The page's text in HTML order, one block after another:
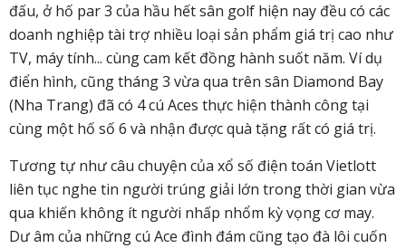
đấu, ở hố par 3 của hầu hết sân golf hiện nay đều có các
doanh nghiệp tài trợ nhiều loại sản phẩm giá trị cao như
TV, máy tính... cùng cam kết đồng hành suốt năm. Ví dụ
điển hình, cũng tháng 3 vừa qua trên sân Diamond Bay
(Nha Trang) đã có 4 cú Aces thực hiện thành công tại
cùng một hố số 6 và nhận được quà tặng rất có giá trị.
Tương tự như câu chuyện của xổ số điện toán Vietlott
liên tục nghe tin người trúng giải lớn trong thời gian vừa
qua khiến không ít người nhấp nhổm kỳ vọng cơ may.
Dư âm của những cú Ace đình đám cũng tạo đà lôi cuốn